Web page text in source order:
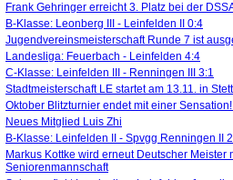
Frank Gehringer erreicht 3. Platz bei der
B-Klasse: Leonberg III - Leinfelden II 0:4
Jugendvereinsmeisterschaft Runde 7 ist
Landesliga: Feuerbach - Leinfelden 4:4
C-Klasse: Leinfelden III - Renningen III 3:1
Stadtmeisterschaft LE startet am 13.11. in
Oktober Blitzturnier endet mit einer
Neues Mitglied Luis Zhi
B-Klasse: Leinfelden II - Spvgg Renningen II
Markus Kottke wird erneut Deutscher Meister
Seniorenmannschaft